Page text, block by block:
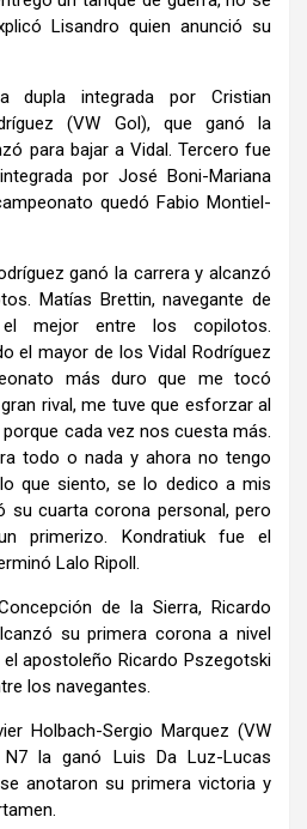
Lisandro quien anunció su
dupla integrada por Cristian
(VW Gol), que ganó la
para bajar a Vidal. Tercero fue
por José Boni-Mariana
quedó Fabio Montiel-
ganó la carrera y alcanzó
Matías Brettin, navegante de
mejor entre los copilotos.
el mayor de los Vidal Rodríguez
más duro que me tocó
rival, me tuve que esforzar al
cada vez nos cuesta más.
todo o nada y ahora no tengo
que siento, se lo dedico a mis
su cuarta corona personal, pero
primerizo. Kondratiuk fue el
Lalo Ripoll.
de la Sierra, Ricardo
su primera corona a nivel
apostoleño Ricardo Pszegotski
los navegantes.
Holbach-Sergio Marquez (VW
la ganó Luis Da Luz-Lucas
anotaron su primera victoria y